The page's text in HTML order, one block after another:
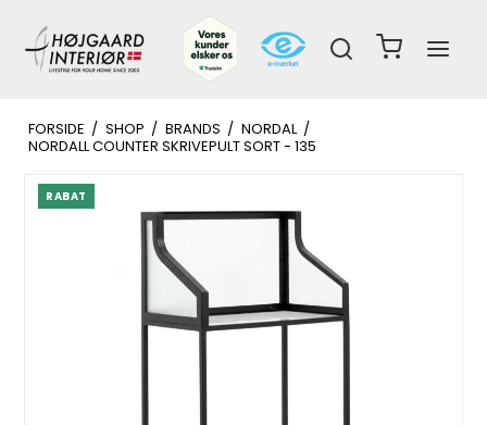
FORSIDE / SHOP / BRANDS / NORDAL /
NORDALL COUNTER SKRIVEPULT SORT - 135
RABAT